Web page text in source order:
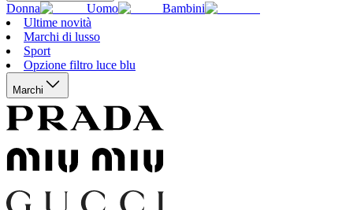
Donna Uomo
Bambini
Ultime novità
Marchi di lusso
Sport
Opzione filtro luce blu
Marchi